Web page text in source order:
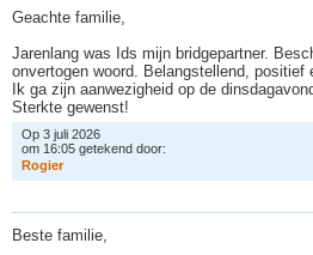
Geachte familie,
Jarenlang was Ids mijn bridgepartner.
onvertogen woord. Belangstellend, positief
Ik ga zijn aanwezigheid op de
Sterkte gewenst!
Op 3 juli 2026
om 16:05 getekend door:
Rogier
Beste familie,